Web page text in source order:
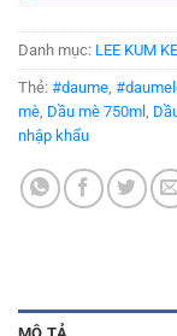
Danh mục: LEE KUM
Thẻ: #daume
mè Dầu mè 750ml
nhập khẩu